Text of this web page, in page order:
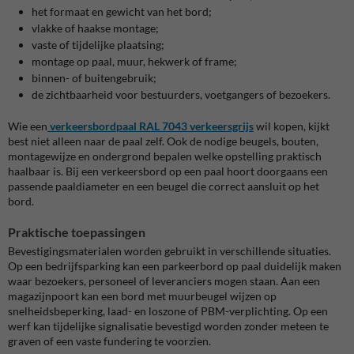
het formaat en gewicht van het bord;
vlakke of haakse montage;
vaste of tijdelijke plaatsing;
montage op paal, muur, hekwerk of frame;
binnen- of buitengebruik;
de zichtbaarheid voor bestuurders, voetgangers of bezoekers.
Wie een verkeersbordpaal RAL 7043 verkeersgrijswil kopen, kijkt
best niet alleen naar de paal zelf. Ook de nodige beugels, bouten,
montagewijze en ondergrond bepalen welke opstelling praktisch
haalbaar is. Bij een verkeersbord op een paal hoort doorgaans een
passende paaldiameter en een beugel die correct aansluit op het
bord.
Praktische toepassingen
Bevestigingsmaterialen worden gebruikt in verschillende situaties.
Op een bedrijfsparking kan een parkeerbord op paal duidelijk maken
waar bezoekers, personeel of leveranciers mogen staan. Aan een
magazijnpoort kan een bord met muurbeugel wijzen op
snelheidsbeperking, laad- en loszone of PBM-verplichting. Op een
werf kan tijdelijke signalisatie bevestigd worden zonder meteen te
graven of een vaste fundering te voorzien.